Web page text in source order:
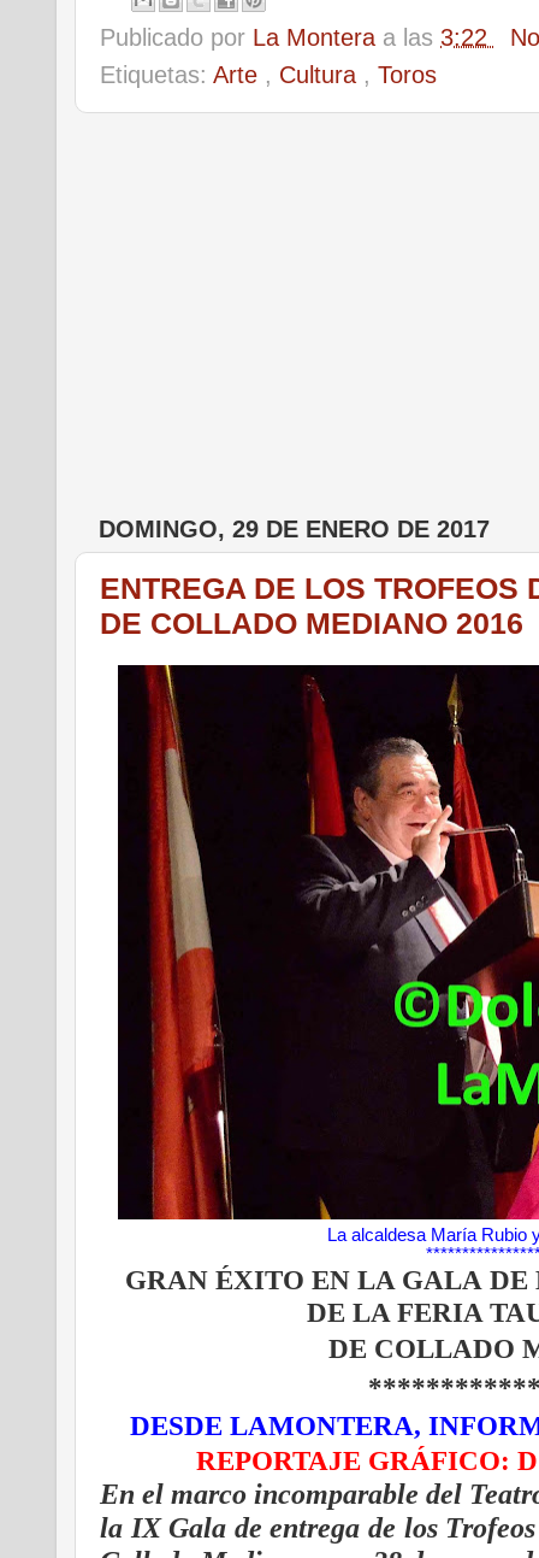
Publicado por La Montera a las 3:22
Etiquetas: Arte , Cultura , Toros
DOMINGO, 29 DE ENERO DE 2017
ENTREGA DE LOS TROFEOS
DE COLLADO MEDIANO 2016
La alcaldesa María Rubio
GRAN ÉXITO EN LA GALA DE
DE LA FERIA
DE COLLADO
DESDE LAMONTERA,
REPORTAJE GRÁFICO:
En el marco incomparable del
la IX Gala de entrega de los